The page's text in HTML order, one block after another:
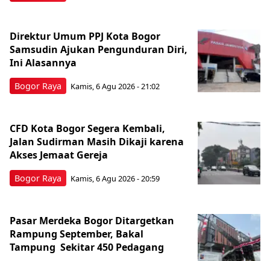
Bogor Raya
Direktur Umum PPJ Kota Bogor
Samsudin Ajukan Pengunduran Diri,
Ini Alasannya
Kamis, 6 Agu 2026 - 21:02
Bogor Raya
CFD Kota Bogor Segera Kembali,
Jalan Sudirman Masih Dikaji karena
Akses Jemaat Gereja
Kamis, 6 Agu 2026 - 20:59
Pasar Merdeka Bogor Ditargetkan
Rampung September, Bakal
Tampung Sekitar 450 Pedagang